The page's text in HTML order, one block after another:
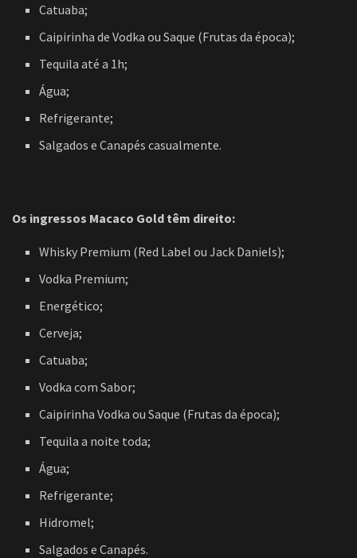
Catuaba;
Caipirinha de Vodka ou Saque (Frutas da época);
Tequila até a 1h;
Água;
Refrigerante;
Salgados e Canapés casualmente.
Os ingressos Macaco Gold têm direito:
Whisky Premium (Red Label ou Jack Daniels);
Vodka Premium;
Energético;
Cerveja;
Catuaba;
Vodka com Sabor;
Caipirinha Vodka ou Saque (Frutas da época);
Tequila a noite toda;
Água;
Refrigerante;
Hidromel;
Salgados e Canapés.